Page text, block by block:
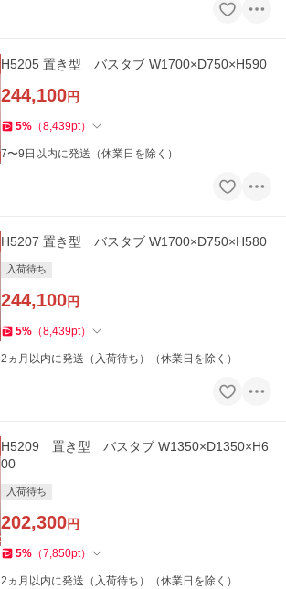
H5205 置き型 バスタブ W1700×D750×H590
244,100円
5% （8,439pt）
7〜9日以内に発送（休業日を除く）
H5207 置き型 バスタブ W1700×D750×H580
入荷待ち
244,100円
5% （8,439pt）
2ヵ月以内に発送（入荷待ち）（休業日を除く）
H5209 置き型 バスタブ W1350×D1350×H6
00
入荷待ち
202,300円
5% （7,850pt）
2ヵ月以内に発送（入荷待ち）（休業日を除く）